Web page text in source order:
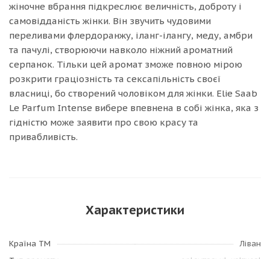
жіночне вбрання підкреслює величність, доброту і
самовідданість жінки. Він звучить чудовими
переливами флердоранжу, іланг-ілангу, меду, амбри
та пачулі, створюючи навколо ніжний ароматний
серпанок. Тільки цей аромат зможе повною мірою
розкрити граціозність та сексапільність своєї
власниці, бо створений чоловіком для жінки. Elie Saab
Le Parfum Intense вибере впевнена в собі жінка, яка з
гідністю може заявити про свою красу та
привабливість.
Характеристики
Країна ТМ
Ліван